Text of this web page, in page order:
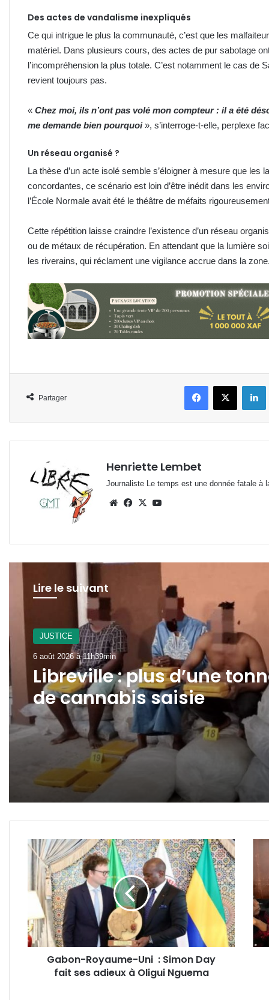
Des actes de vandalisme inexpliqués
Ce qui intrigue le plus la communauté, c’est que les
matériel. Dans plusieurs cours, des actes de pur sabotage
l’incompréhension la plus totale. C’est notamment le cas de
revient toujours pas.
« Chez moi, ils n’ont pas volé mon compteur : il a été
me demande bien pourquoi», s’interroge-t-elle, perplexe
Un réseau organisé ?
La thèse d’un acte isolé semble s’éloigner à mesure que les
concordantes, ce scénario est loin d’être inédit dans les
l’École Normale avait été le théâtre de méfaits
Cette répétition laisse craindre l’existence d’un réseau
ou de métaux de récupération. En attendant que la lumière
les riverains, qui réclament une vigilance accrue dans la
Partager
FacebookX
Henriette Lembet
Journaliste Le temps est une donnée fatale à
WebsiteFacebook
X
Lire le suivant
A La Une
6 août 2026 à 11h32min
Gabon : 1 664 délégués
lors des premières
élections
Gabon-
Royaume-
Uni
Simon
Day
fait
ses
adieux
Gabon-Royaume-Uni : Simon Day
fait ses adieux à Oligui Nguema
de
la